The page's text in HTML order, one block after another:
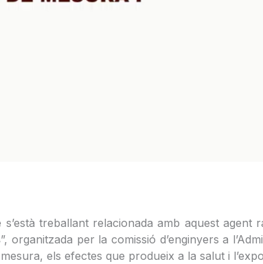
treballant relacionada amb aquest
”, organitzada per la comissió d’enginyers a
els efectes que produeix a la salut i